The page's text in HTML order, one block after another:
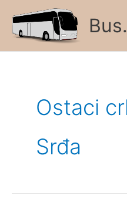
content
Ostaci
Srđa